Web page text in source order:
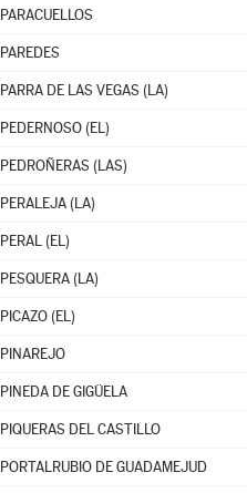
PARACUELLOS
PAREDES
PARRA DE LAS VEGAS (LA)
PEDERNOSO (EL)
PEDROÑERAS (LAS)
PERALEJA (LA)
PERAL (EL)
PESQUERA (LA)
PICAZO (EL)
PINAREJO
PINEDA DE GIGÜELA
PIQUERAS DEL CASTILLO
PORTALRUBIO DE GUADAMEJUD